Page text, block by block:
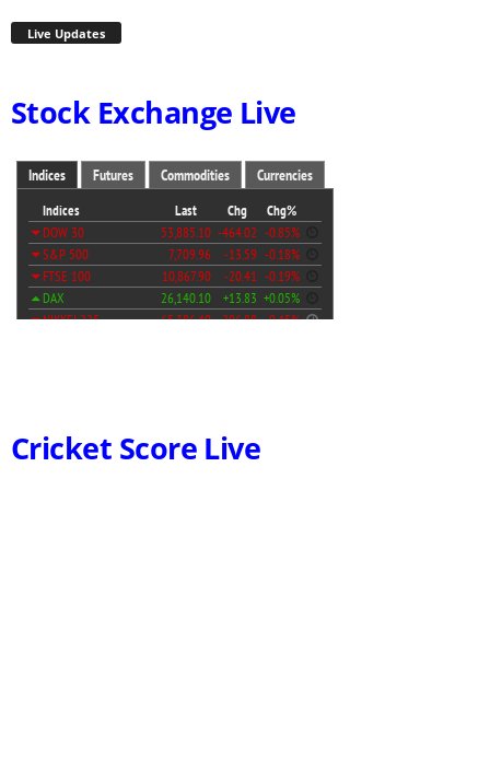
Live Updates
Stock Exchange Live
Cricket Score Live